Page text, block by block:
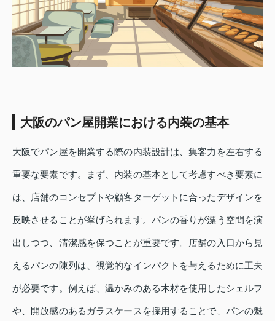
大阪のパン屋開業における内装の基本
大阪でパン屋を開業する際の内装設計は、集客力を左右する
重要な要素です。まず、内装の基本として考慮すべき要素に
は、店舗のコンセプトや顧客ターゲットに合ったデザインを
反映させることが挙げられます。パンの香りが漂う空間を演
出しつつ、清潔感を保つことが重要です。店舗の入口から見
えるパンの陳列は、視覚的なインパクトを与えるために工夫
が必要です。例えば、温かみのある木材を使用したシェルフ
や、開放感のあるガラスケースを採用することで、パンの魅